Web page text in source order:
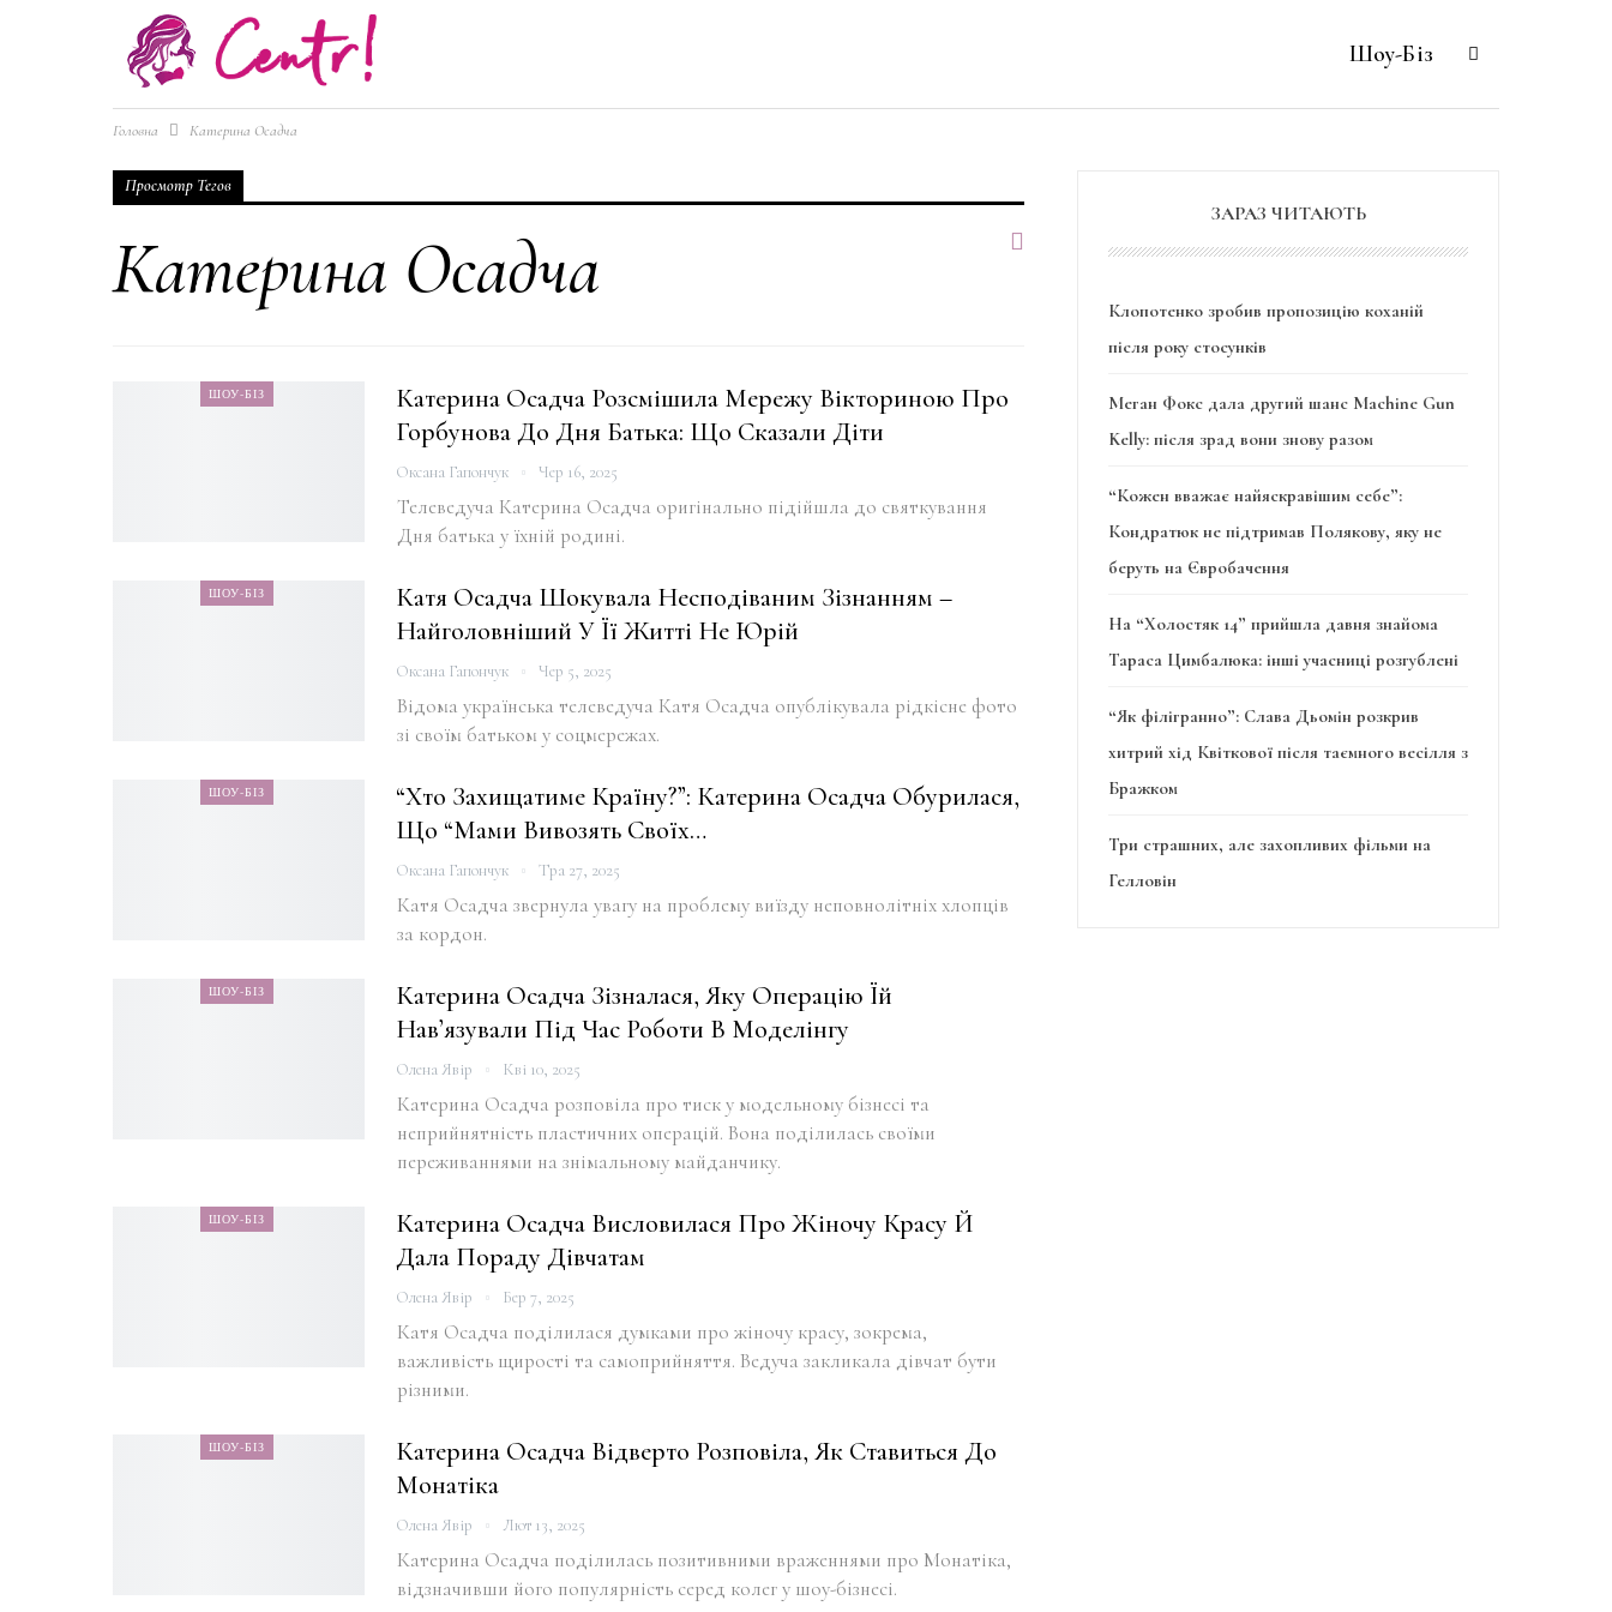
Шоу-Біз
Головна Катерина Осадча
Просмотр Тегов
Катерина Осадча
ШОУ-БІЗ
Катерина Осадча Розсмішила Мережу Вікториною Про
Горбунова До Дня Батька: Що Сказали Діти
Оксана Гапончук Чер 16, 2025
Телеведуча Катерина Осадча оригінально підійшла до святкування
Дня батька у їхній родині.
ШОУ-БІЗ
Катя Осадча Шокувала Несподіваним Зізнанням –
Найголовніший У Її Житті Не Юрій
Оксана Гапончук Чер 5, 2025
Відома українська телеведуча Катя Осадча опублікувала рідкісне фото
зі своїм батьком у соцмережах.
ШОУ-БІЗ
“Хто Захищатиме Країну?”: Катерина Осадча Обурилася,
Що “мами Вивозять Своїх…
Оксана Гапончук Тра 27, 2025
Катя Осадча звернула увагу на проблему виїзду неповнолітніх хлопців
за кордон.
ШОУ-БІЗ
Катерина Осадча Зізналася, Яку Операцію Їй
Нав’язували Під Час Роботи В Моделінгу
Олена Явір Кві 10, 2025
Катерина Осадча розповіла про тиск у модельному бізнесі та
неприйнятність пластичних операцій. Вона поділилась своїми
переживаннями на знімальному майданчику.
ШОУ-БІЗ
Катерина Осадча Висловилася Про Жіночу Красу Й
Дала Пораду Дівчатам
Олена Явір Бер 7, 2025
Катя Осадча поділилася думками про жіночу красу, зокрема,
важливість щирості та самоприйняття. Ведуча закликала дівчат бути
різними.
ШОУ-БІЗ
Катерина Осадча Відверто Розповіла, Як Ставиться До
Монатіка
Олена Явір Лют 13, 2025
Катерина Осадча поділилась позитивними враженнями про Монатіка,
відзначивши його популярність серед колег у шоу-бізнесі.
ЗАРАЗ ЧИТАЮТЬ
Клопотенко зробив пропозицію коханій
після року стосунків
Меган Фокс дала другий шанс Machine Gun
Kelly: після зрад вони знову разом
“Кожен вважає найяскравішим себе”:
Кондратюк не підтримав Полякову, яку не
беруть на Євробачення
На “Холостяк 14” прийшла давня знайома
Тараса Цимбалюка: інші учасниці розгублені
“Як філігранно”: Слава Дьомін розкрив
хитрий хід Квіткової після таємного весілля з
Бражком
Три страшних, але захопливих фільми на
Гелловін